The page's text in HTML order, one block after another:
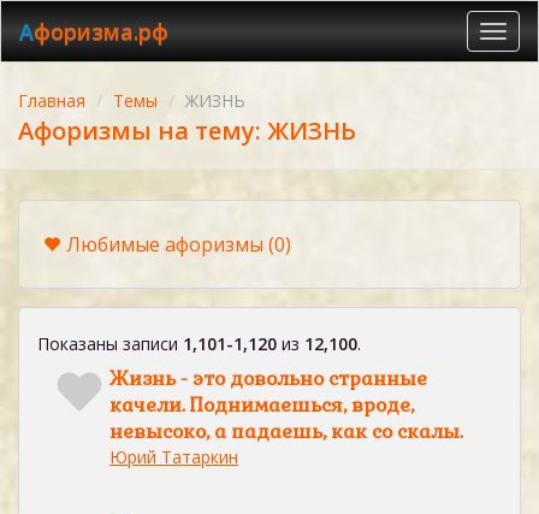
Афоризма.рф
Главная Темы ЖИЗНЬ
Афоризмы на тему: ЖИЗНЬ
Любимые афоризмы (0)
Показаны записи 1,101-1,120 из 12,100.
Жизнь - это довольно странные
качели. Поднимаешься, вроде,
невысоко, а падаешь, как со скалы.
Юрий Татаркин